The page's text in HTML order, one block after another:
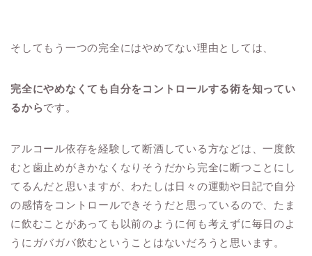
そしてもう一つの完全にはやめてない理由としては、
完全にやめなくても自分をコントロールする術を知ってい
るからです。
アルコール依存を経験して断酒している方などは、一度飲
むと歯止めがきかなくなりそうだから完全に断つことにし
てるんだと思いますが、わたしは日々の運動や日記で自分
の感情をコントロールできそうだと思っているので、たま
に飲むことがあっても以前のように何も考えずに毎日のよ
うにガバガバ飲むということはないだろうと思います。